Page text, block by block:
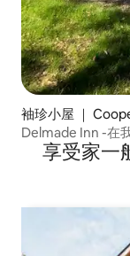
袖珍小屋 ｜
Delmade Inn -在
享受家一